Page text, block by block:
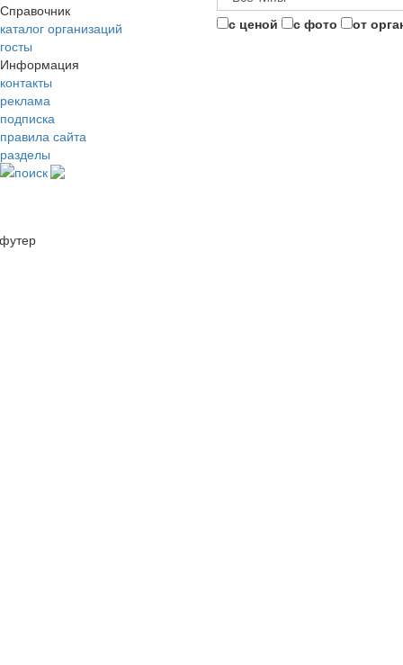
Справочник
каталог организаций
госты
Информация
контакты
реклама
подписка
правила сайта
разделы
поиск
с ценой с фото от
футер